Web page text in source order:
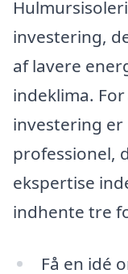
investering,
af lavere
indeklima.
investering
professionel,
ekspertise
indhente tre
Få en idé